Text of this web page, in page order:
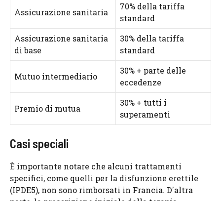
Assicurazione sanitaria
70% della tariffa
standard
Assicurazione sanitaria
di base
30% della tariffa
standard
Mutuo intermediario
30% + parte delle
eccedenze
Premio di mutua
30% + tutti i
superamenti
Casi speciali
È importante notare che alcuni trattamenti
specifici, come quelli per la disfunzione erettile
(IPDE5), non sono rimborsati in Francia. D'altra